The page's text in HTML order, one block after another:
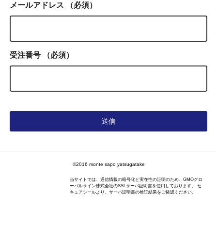
メールアドレス （必須）
受注番号 （必須）
©2016 monte sapo yatsugatake
当サイトでは、通信情報の暗号化と実在性の証明のため、GMOグロ
ーバルサイン株式会社のSSLサーバ証明書を使用しております。 セ
キュアシールより、サーバ証明書の検証結果をご確認ください。